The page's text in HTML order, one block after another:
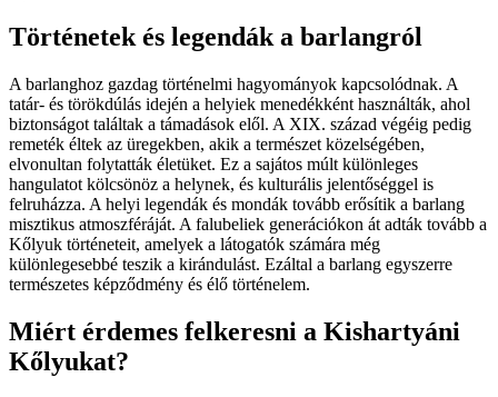
Történetek és legendák a barlangról
A barlanghoz gazdag történelmi hagyományok kapcsolódnak. A
tatár- és törökdúlás idején a helyiek menedékként használták, ahol
biztonságot találtak a támadások elől. A XIX. század végéig pedig
remeték éltek az üregekben, akik a természet közelségében,
elvonultan folytatták életüket. Ez a sajátos múlt különleges
hangulatot kölcsönöz a helynek, és kulturális jelentőséggel is
felruházza. A helyi legendák és mondák tovább erősítik a barlang
misztikus atmoszféráját. A falubeliek generációkon át adták tovább a
Kőlyuk történeteit, amelyek a látogatók számára még
különlegesebbé teszik a kirándulást. Ezáltal a barlang egyszerre
természetes képződmény és élő történelem.
Miért érdemes felkeresni a Kishartyáni
Kőlyukat?